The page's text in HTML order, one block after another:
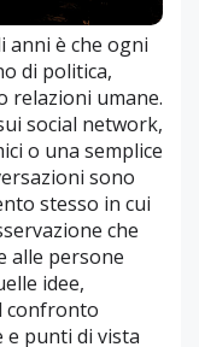
anni è che ogni
di politica,
relazioni umane.
social network,
o una semplice
sono
stesso in cui
che
alle persone
idee,
confronto
punti di vista